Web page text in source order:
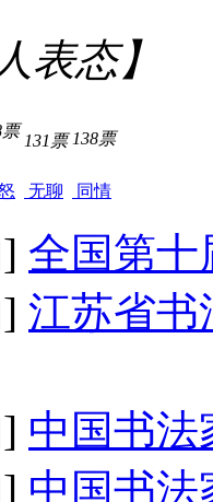
表态】
票
131票
无聊
138票
同情
全国第十
江苏省书
中国书法
中国书法